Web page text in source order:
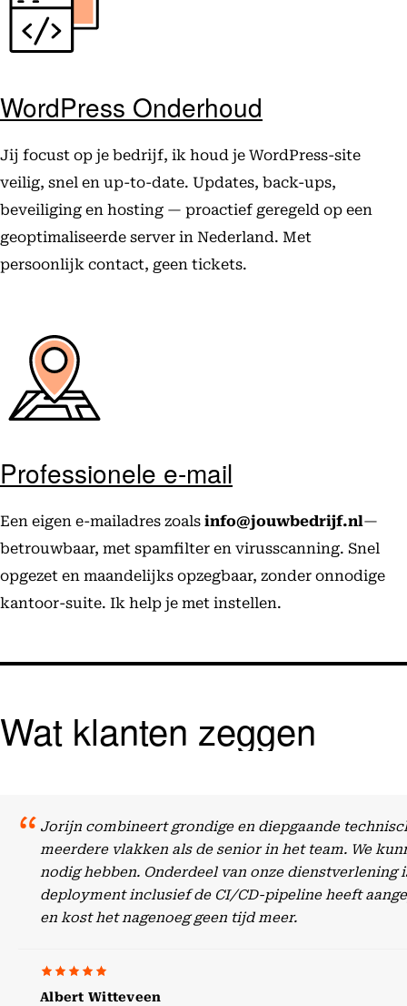
WordPress Onderhoud
Jij focust op je bedrijf, ik houd je WordPress-site
veilig, snel en up-to-date. Updates, back-ups,
beveiliging en hosting — proactief geregeld op een
geoptimaliseerde server in Nederland. Met
persoonlijk contact, geen tickets.
Professionele e-mail
Een eigen e-mailadres zoals info@jouwbedrijf.nl—
betrouwbaar, met spamfilter en virusscanning. Snel
opgezet en maandelijks opzegbaar, zonder onnodige
kantoor-suite. Ik help je met instellen.
Wat klanten zeggen
Jorijn combineert grondige en diepgaande
meerdere vlakken als de senior in het team. We
nodig hebben. Onderdeel van onze
deployment inclusief de CI/CD-pipeline heeft
en kost het nagenoeg geen tijd meer.
Albert Witteveen